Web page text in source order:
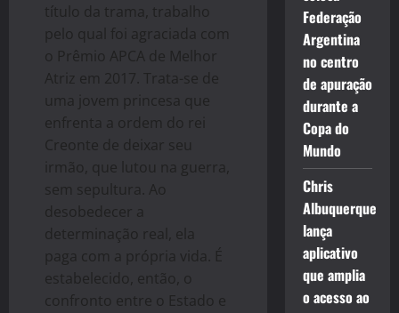
título da trama, trabalho
pelo qual foi agraciada com
o Prêmio APCA de Melhor
Atriz em 2017. Trata-se de
uma jovem princesa que
enfrenta a ordem do rei
Creonte de deixar seu
irmão, que lutou na guerra,
sem sepultura. Ao
desobedecer a
determinação real, ela
paga com a própria vida. É
estabelecido, então, o
confronto entre o Estado e
Federação
Argentina
no centro
de apuração
durante a
Copa do
Mundo
Chris
Albuquerque
lança
aplicativo
que amplia
o acesso ao